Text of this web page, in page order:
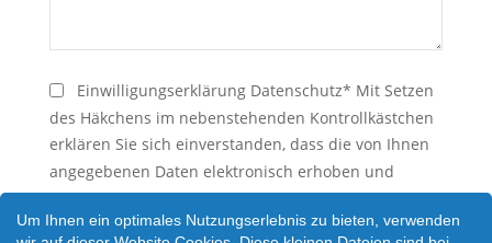
Einwilligungserklärung Datenschutz* Mit Setzen
des Häkchens im nebenstehenden Kontrollkästchen
erklären Sie sich einverstanden, dass die von Ihnen
angegebenen Daten elektronisch erhoben und
gespeichert werden. Ihre Daten werden dabei nur
streng zweckgebunden zur Bearbeitung und
Um Ihnen ein optimales Nutzungserlebnis zu bieten, verwenden